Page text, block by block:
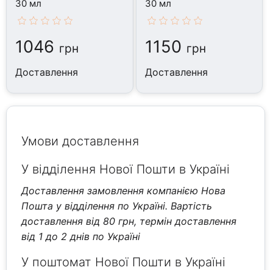
30 мл
1046 грн
Доставлення
30 мл
1150 грн
Доставлення
Умови доставлення
У відділення Нової Пошти в Україні
Доставлення замовлення компанією Нова
Пошта у відділення по Україні. Вартість
доставлення від 80 грн, термін доставлення
від 1 до 2 днів по Україні
У поштомат Нової Пошти в Україні